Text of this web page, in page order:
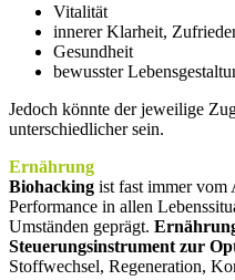
Vitalität
innerer Klarheit,
Gesundheit
bewusster
Jedoch könnte der jeweilige
unterschiedlicher sein.
Ernährung
Biohacking ist fast immer vom
Performance in allen
Umständen geprägt.
Steuerungsinstrument zur
Stoffwechsel, Regeneration,